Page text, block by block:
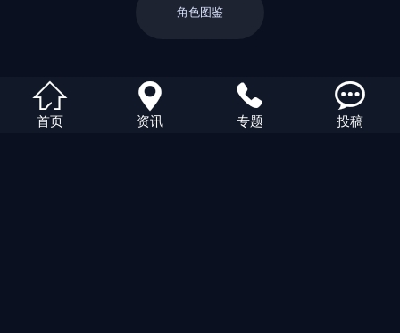
返回栏目
角色图鉴

首页

资讯

专题

投稿